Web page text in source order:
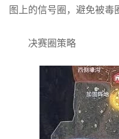
图上的信号圈，避免被毒
决赛圈策略